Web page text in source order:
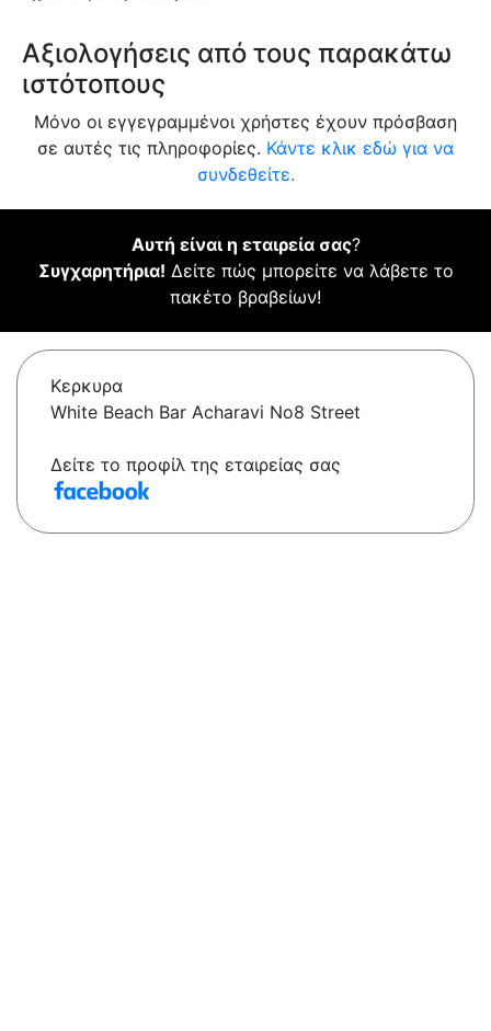
Αξιολογήσεις από τους παρακάτω
ιστότοπους
Μόνο οι εγγεγραμμένοι χρήστες έχουν πρόσβαση
σε αυτές τις πληροφορίες. Κάντε κλικ εδώ για να
συνδεθείτε.
Αυτή είναι η εταιρεία σας?
Συγχαρητήρια! Δείτε πώς μπορείτε να λάβετε το
πακέτο βραβείων!
Κερκυρα
White Beach Bar Acharavi No8 Street
Δείτε το προφίλ της εταιρείας σας